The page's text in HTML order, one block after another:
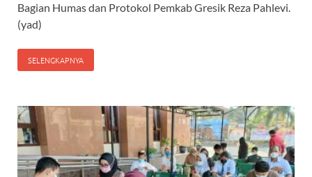
Bagian Humas dan Protokol Pemkab Gresik Reza Pahlevi.
(yad)
SELENGKAPNYA